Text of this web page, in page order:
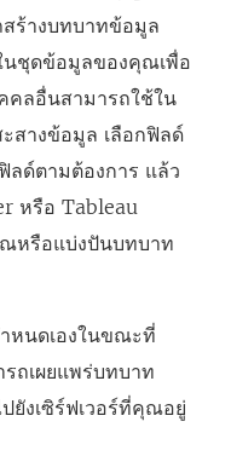
ร้างบทบาทข้อมูล
นชุดข้อมูลของคุณเพื่อ
ลอื่นสามารถใช้ใน
สางข้อมูล เลือกฟิลด์
ด์ตามต้องการ แล้ว
หรือ Tableau
หรือแบ่งปันบทบาท
หนดเองในขณะที่
ถเผยแพร่บทบาท
ยังเซิร์ฟเวอร์ที่คุณอยู่